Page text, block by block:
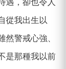
遇，卻也令人
從我出生以
警戒心強、
是那種我以前